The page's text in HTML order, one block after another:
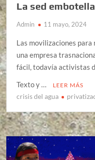
La sed
Admin 11 mayo, 2024
Las movilizaciones
una empresa
fácil, todavía activistas
Texto y …
LEER MÁS
crisis del agua